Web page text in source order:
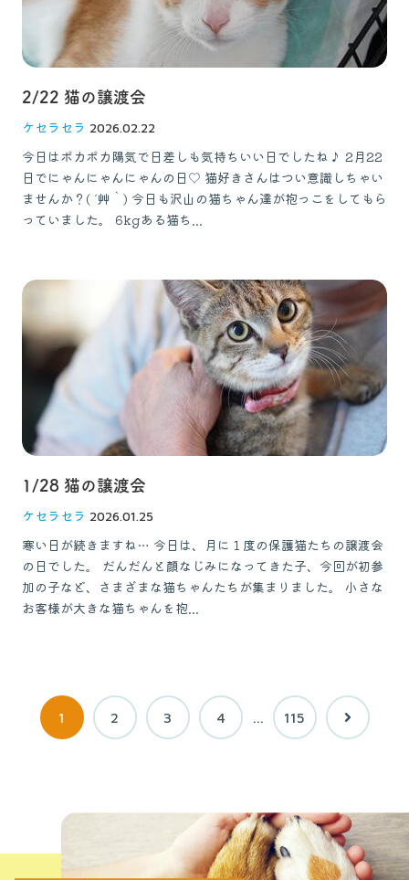
2/22 猫の譲渡会
ケセラセラ 2026.02.22
今日はポカポカ陽気で日差しも気持ちいい日でしたね♪ 2月22
日でにゃんにゃんにゃんの日♡ 猫好きさんはつい意識しちゃい
ませんか？( ´艸｀) 今日も沢山の猫ちゃん達が抱っこをしてもら
っていました。 6kgある猫ち...
1/28 猫の譲渡会
ケセラセラ 2026.01.25
寒い日が続きますね… 今日は、月に１度の保護猫たちの譲渡会
の日でした。 だんだんと顔なじみになってきた子、今回が初参
加の子など、さまざまな猫ちゃんたちが集まりました。 小さな
お客様が大きな猫ちゃんを抱...
1 2 3 4 … 115